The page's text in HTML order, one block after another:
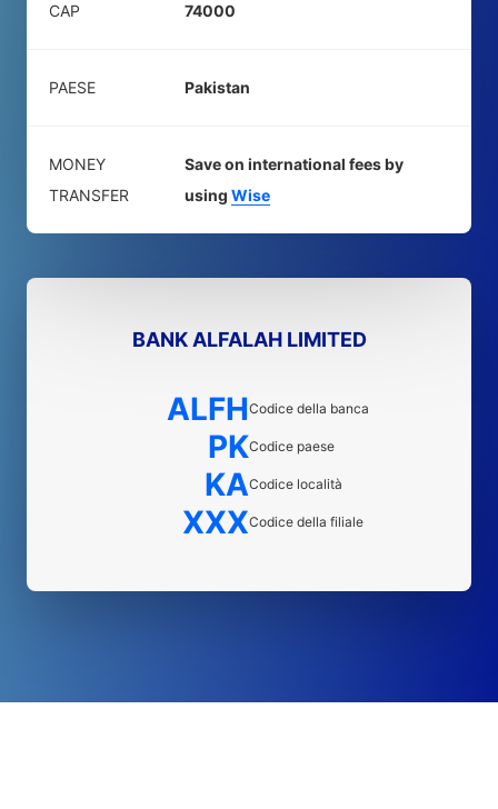
CAP 74000
PAESE Pakistan
MONEY
TRANSFER
Save on international fees by
using Wise
BANK ALFALAH LIMITED
ALFHCodice della banca
PKCodice paese
KACodice località
XXXCodice della filiale